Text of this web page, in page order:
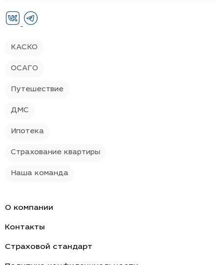
КАСКО
ОСАГО
Путешествие
ДМС
Ипотека
Страхование квартиры
Наша команда
О компании
Контакты
Страховой стандарт